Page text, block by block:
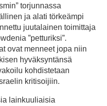
torjunnassa
ja alati törkeämpi
juutalainen toimittaja
”petturiksi”.
ovat menneet jopa niin
hyväksyntänsä
kohdistetaan
kritisoijiin.
lainkuuliaisia